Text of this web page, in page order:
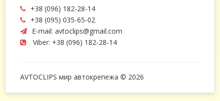
+38 (096) 182-28-14
+38 (095) 035-65-02
E-mail: avtoclips@gmail.com
Viber: +38 (096) 182-28-14
AVTOCLIPS мир автокрепежа © 2026